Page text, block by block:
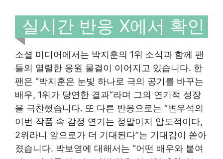
실시간 반응 X에서 확인
소셜 미디어에서는 박지훈의 1위 소식과 함께 팬
들의 열렬한 응원 물결이 이어지고 있습니다. 한
팬은 “박지훈은 눈빛 하나로 극의 공기를 바꾸는
배우, 1위가 당연한 결과”라며 그의 연기적 성장
을 극찬했습니다. 또 다른 반응으로는 “변우석의
이번 작품 속 감정 연기는 정말이지 압도적이다,
2위라니 앞으로가 더 기대된다”는 기대감이 쏟아
졌습니다. 박보영에 대해서는 “어떤 배우와 붙여